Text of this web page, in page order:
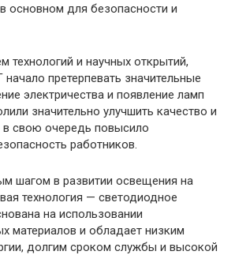
основном для безопасности и
технологий и научных открытий,
претерпевать значительные
электричества и появление ламп
значительно улучшить качество и
в свою очередь повысило
работников.
шагом в развитии освещения на
технология — светодиодное
на использовании
материалов и обладает низким
долгим сроком службы и высокой